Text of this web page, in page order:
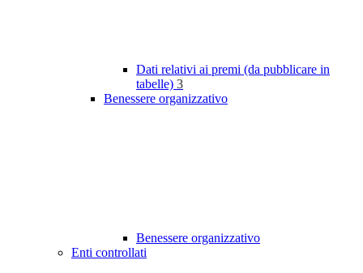
Dati relativi ai premi (da pubblicare in
tabelle) 3
Benessere organizzativo
Benessere organizzativo
Enti controllati